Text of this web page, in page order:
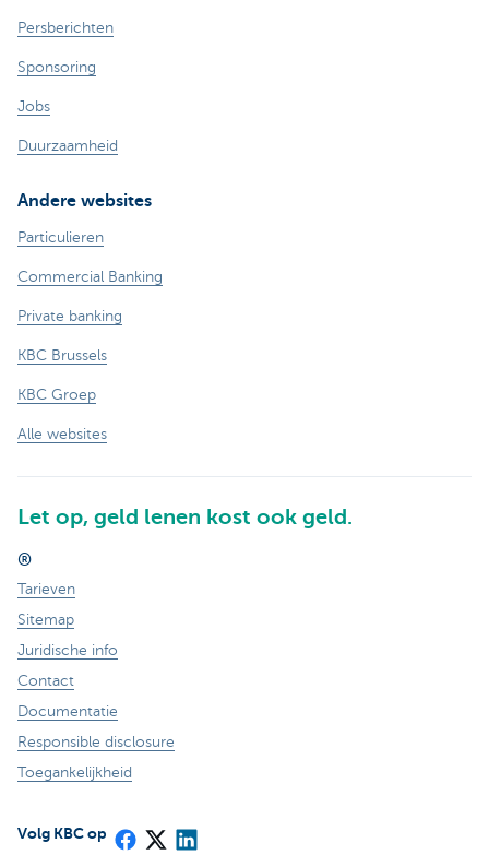
Persberichten
Sponsoring
Jobs
Duurzaamheid
Andere websites
Particulieren
Commercial Banking
Private banking
KBC Brussels
KBC Groep
Alle websites
Let op, geld lenen kost ook geld.
®
Tarieven
Sitemap
Juridische info
Contact
Documentatie
Responsible disclosure
Toegankelijkheid
Volg KBC op